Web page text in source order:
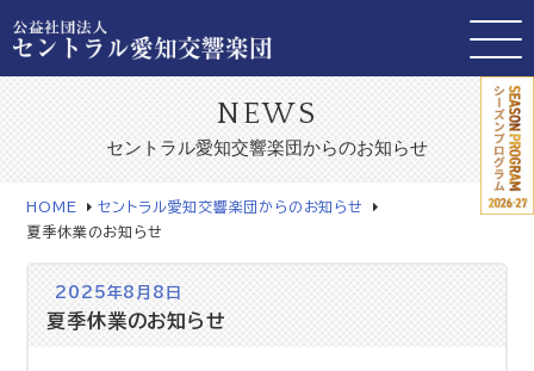
NEWS
セントラル愛知交響楽団からのお知らせ
HOME
セントラル愛知交響楽団からのお知らせ
夏季休業のお知らせ
2025年8月8日
夏季休業のお知らせ